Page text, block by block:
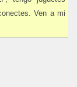
Ven a mi